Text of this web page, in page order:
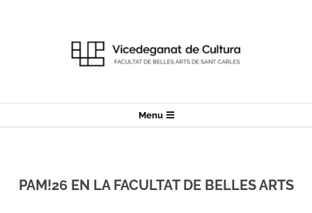
Menu
PAM!26 EN LA FACULTAT DE BELLES ARTS